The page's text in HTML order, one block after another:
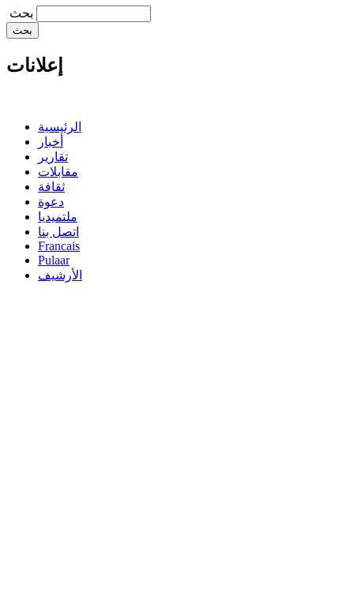
‏بحث ‏
إعلانات
الرئيسية
أخبار
تقارير
مقابلات
ثقافة
دعوة
ملتميديا
اتصل بنا
Francais
Pulaar
الأرشيف